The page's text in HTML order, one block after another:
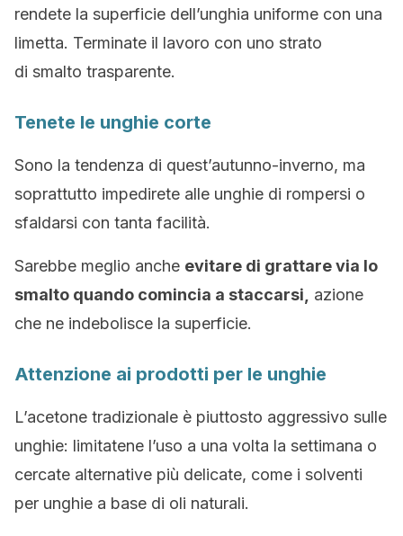
rendete la superficie dell’unghia uniforme con una
limetta. Terminate il lavoro con uno strato
di smalto trasparente.
Tenete le unghie corte
Sono la tendenza di quest’autunno-inverno, ma
soprattutto impedirete alle unghie di rompersi o
sfaldarsi con tanta facilità.
Sarebbe meglio anche evitare di grattare via lo
smalto quando comincia a staccarsi,
azione
che ne indebolisce la superficie.
Attenzione ai prodotti per le unghie
L’acetone tradizionale è piuttosto aggressivo sulle
unghie: limitatene l’uso a una volta la settimana o
cercate alternative più delicate, come i solventi
per unghie a base di oli naturali.